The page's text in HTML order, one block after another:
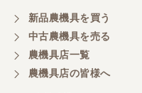
新品農機具を買う
中古農機具を売る
農機具店一覧
農機具店の皆様へ